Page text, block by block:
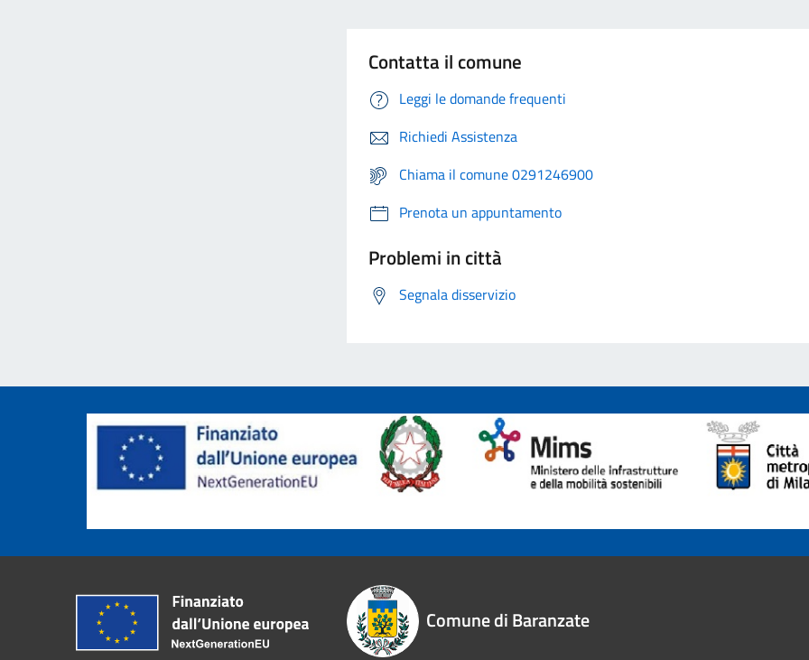
Contatta il comune
Leggi le domande frequenti
Richiedi Assistenza
Chiama il comune 0291246900
Prenota un appuntamento
Problemi in città
Segnala disservizio
Comune di Baranzate